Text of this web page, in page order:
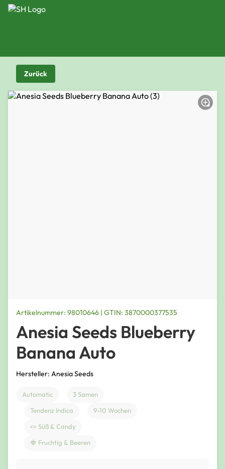
Zurück
Artikelnummer: 98010646 | GTIN: 3870000377535
Anesia Seeds Blueberry
Banana Auto
Hersteller: Anesia Seeds
Automatic
3 Samen
Tendenz Indica
9-10 Wochen
🍬 Süß & Candy
🍓 Fruchtig & Beeren